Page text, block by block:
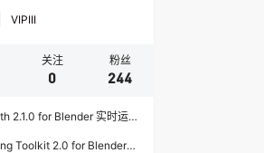
VIPIII
关注
0
粉丝
244
2.1.0 for Blender 实时运
Toolkit 2.0 for Blender